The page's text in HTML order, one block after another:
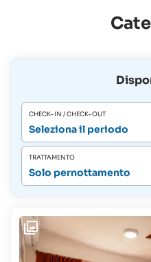
CHECK-IN / CHECK-OUT
Seleziona il periodo
TRATTAMENTO
Solo pernottamento